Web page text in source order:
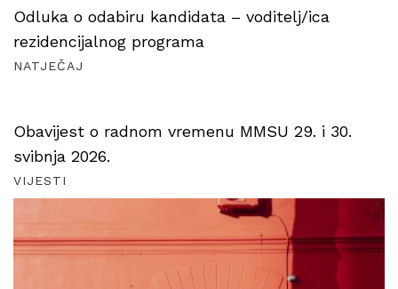
Odluka o odabiru kandidata – voditelj/ica
rezidencijalnog programa
NATJEČAJ
Obavijest o radnom vremenu MMSU 29. i 30.
svibnja 2026.
VIJESTI